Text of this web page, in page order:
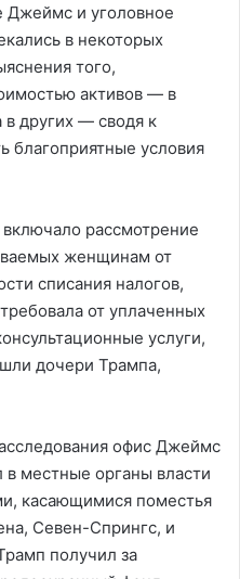
Джеймс и уголовное
в некоторых
того,
активов — в
в других — сводя к
благоприятные условия
рассмотрение
женщинам от
списания налогов,
от уплаченных
услуги,
дочери Трампа,
офис Джеймс
в местные органы власти
касающимися поместья
Севен-Спрингс, и
получил за